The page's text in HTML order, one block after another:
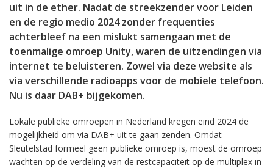
uit in de ether. Nadat de streekzender voor Leiden
en de regio medio 2024 zonder frequenties
achterbleef na een mislukt samengaan met de
toenmalige omroep Unity, waren de uitzendingen via
internet te beluisteren. Zowel via deze website als
via verschillende radioapps voor de mobiele telefoon.
Nu is daar DAB+ bijgekomen.
Lokale publieke omroepen in Nederland kregen eind 2024 de
mogelijkheid om via DAB+ uit te gaan zenden. Omdat
Sleutelstad formeel geen publieke omroep is, moest de omroep
wachten op de verdeling van de restcapaciteit op de multiplex in